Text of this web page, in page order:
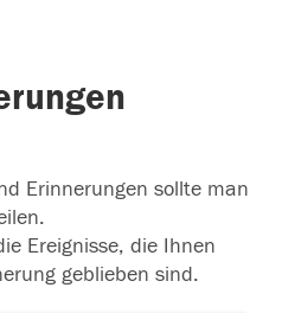
Erinnerungen sollte man
Ereignisse, die Ihnen
geblieben sind.